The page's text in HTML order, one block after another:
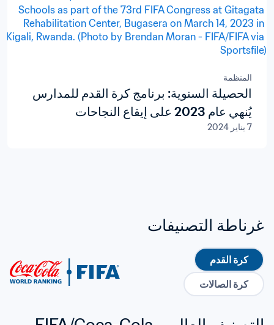
المنظمة
الحصيلة السنوية: برنامج كرة القدم للمدارس
يُنهي عام 2023 على إيقاع النجاحات
7 يناير 2024
غرناطة التصنيفات
كرة القدم
كرة الصالات